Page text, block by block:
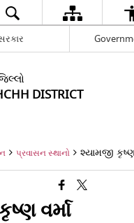
DISTRICT
પ્રવાસન સ્થાનો શ્યામજી
વર્મા